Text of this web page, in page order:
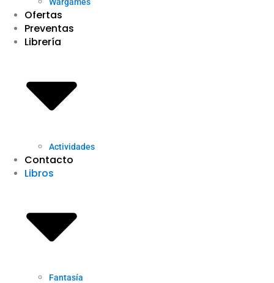
Wargames
Ofertas
Preventas
Librería
Actividades
Contacto
Libros
Fantasía